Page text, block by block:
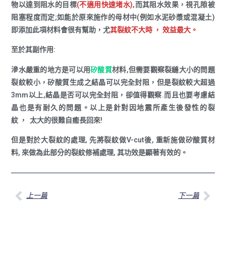
物以達到阻水的目標(不適用快速堵水),而其阻水效果，視孔隙被
阻塞程度而定;如能於原來施作的母材中(例如水泥砂漿或混凝土)
即添加此項材料會很有幫助，尤其裂紋不大時 ， 效益最大。
至於其副作用:
滲水嚴重的地方是可以用矽酸質材料,但需要觀察裂縫大小的問題
裂紋較小，矽酸質生成之結晶可以完全封阻，但是裂紋較大超過
3mm以上,結晶是否可以完全封阻，卻值得觀察.而且也要考慮結
晶也是有耐久的問題。以上是針對因地震所產生後發性的裂
紋 ， 太大的很難自癒長回來!
但是對於大裂紋的處理, 先將裂紋做V-cut後, 重新施做矽酸質材
料, 來做為此部分的裂紋修補處理, 其功效是顯著有效的。
上一篇 下一篇